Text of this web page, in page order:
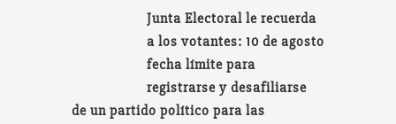
Junta Electoral le recuerda
a los votantes: 10 de agosto
fecha límite para
registrarse y desafiliarse
de un partido político para las